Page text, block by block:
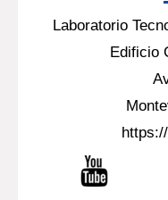
Laboratorio
Edificio